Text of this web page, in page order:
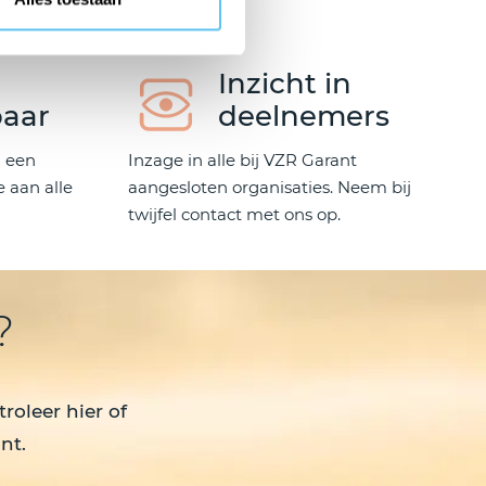
een
aan alle
Inzicht in
deelnemers
Inzage in alle bij VZR Garant
aangesloten organisaties. Neem bij
twijfel contact met ons op.
hier of